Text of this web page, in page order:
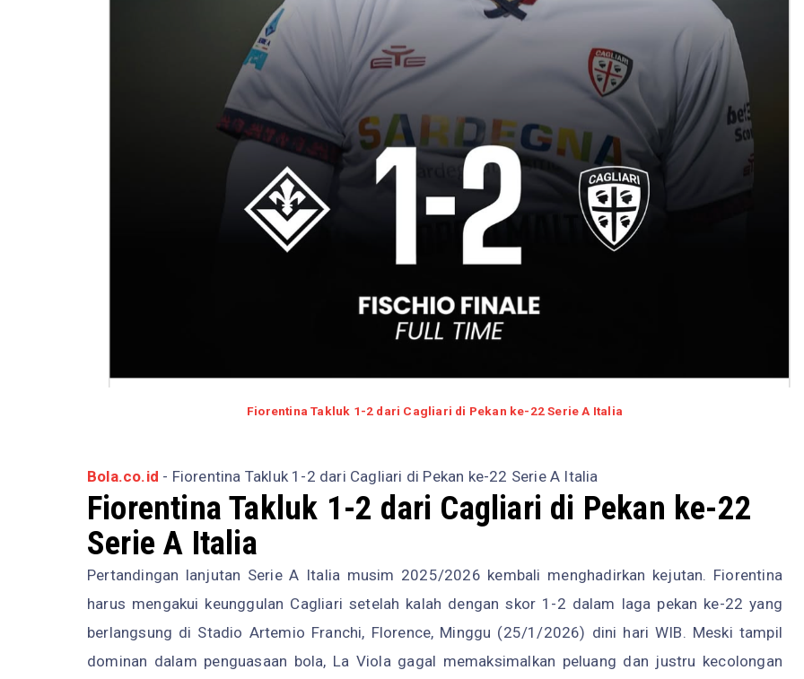
Fiorentina Takluk 1-2 dari Cagliari di Pekan ke-22 Serie A Italia
Bola.co.id - Fiorentina Takluk 1-2 dari Cagliari di Pekan ke-22 Serie A Italia
Fiorentina Takluk 1-2 dari Cagliari di Pekan ke-22
Serie A Italia
Pertandingan lanjutan Serie A Italia musim 2025/2026 kembali menghadirkan kejutan. Fiorentina
harus mengakui keunggulan Cagliari setelah kalah dengan skor 1-2 dalam laga pekan ke-22 yang
berlangsung di Stadio Artemio Franchi, Florence, Minggu (25/1/2026) dini hari WIB. Meski tampil
dominan dalam penguasaan bola, La Viola gagal memaksimalkan peluang dan justru kecolongan